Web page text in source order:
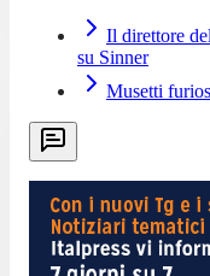
Il direttore
su Sinner
Musetti